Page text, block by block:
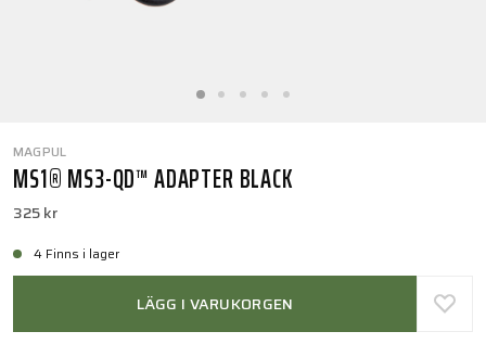
MAGPUL
MS1® MS3-QD™ ADAPTER BLACK
325 kr
4 Finns i lager
LÄGG I VARUKORGEN